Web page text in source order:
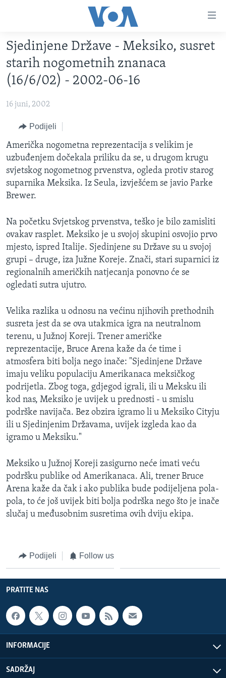
glavni
sadržaj
Pređi
na
glavnu
navigaciju
pretragu
TV PROGRAM
VIDEO
FOTOGRAFIJE DANA
VIJESTI
SJEDINJENE AMERIČKE DRŽAVE
BOSNA I HERCEGOVINA
SVIJET
NAUKA I TEHNOLOGIJA
SPECIJALNI PROJEKTI
KORUPCIJA
SLOBODA MEDIJA
ŽENSKA STRANA
IZBJEGLIČKA STRANA
MAGAZIN
O GLASU AMERIKE
Learning English
PRATITE NAS
Jezici
Sjedinjene Države - Meksiko, susret
starih nogometnih znanaca
(16/6/02) - 2002-06-16
16 juni, 2002
Podijeli
Američka nogometna reprezentacija s velikim je
uzbuđenjem dočekala priliku da se, u drugom krugu
svjetskog nogometnog prvenstva, ogleda protiv starog
suparnika Meksika. Iz Seula, izvješćem se javio Parke
Brewer.
Na početku Svjetskog prvenstva, teško je bilo zamisliti
ovakav rasplet. Meksiko je u svojoj skupini osvojio prvo
mjesto, ispred Italije. Sjedinjene su Države su u svojoj
grupi – druge, iza Južne Koreje. Znači, stari suparnici iz
regionalnih američkih natjecanja ponovno će se
ogledati sutra ujutro.
Velika razlika u odnosu na većinu njihovih prethodnih
susreta jest da se ova utakmica igra na neutralnom
terenu, u Južnoj Koreji. Trener američke
reprezentacije, Bruce Arena kaže da će time i
atmosfera biti bolja nego inače: "Sjedinjene Države
imaju veliku populaciju Amerikanaca meksičkog
podrijetla. Zbog toga, gdjegod igrali, ili u Meksku ili
kod nas, Meksiko je uvijek u prednosti - u smislu
podrške navijača. Bez obzira igramo li u Meksiko Cityju
ili u Sjedinjenim Državama, uvijek izgleda kao da
igramo u Meksiku."
Meksiko u Južnoj Koreji zasigurno neće imati veću
podršku publike od Amerikanaca. Ali, trener Bruce
Arena kaže da čak i ako publika bude podijeljena pola-
pola, to će još uvijek biti bolja podrška nego što je inače
slučaj u međusobnim susretima ovih dviju ekipa.
Podijeli Follow us
PRATITE NAS
INFORMACIJE
SADRŽAJ